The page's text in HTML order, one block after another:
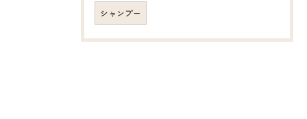
シャンプー